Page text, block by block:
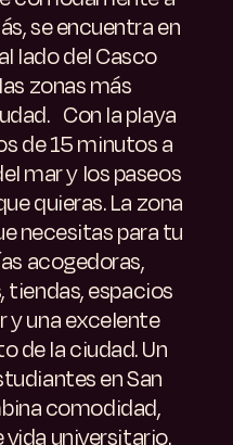
se encuentra en
lado del Casco
zonas más
Con la playa
de 15 minutos a
mar y los paseos
quieras. La zona
necesitas para tu
acogedoras,
espacios
y una excelente
de la ciudad. Un
en San
comodidad,
universitario.